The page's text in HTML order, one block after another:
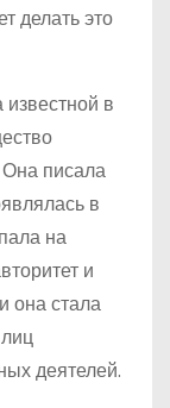
делать это
в
писала
в
на
и
она стала
деятелей.